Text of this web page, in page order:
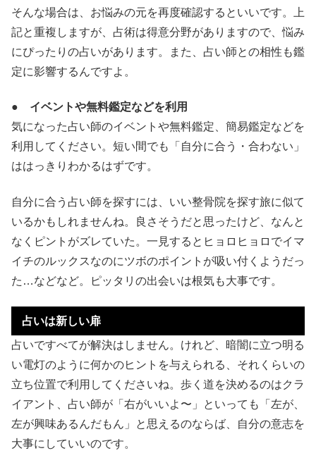
そんな場合は、お悩みの元を再度確認するといいです。上
記と重複しますが、占術は得意分野がありますので、悩み
にぴったりの占いがあります。また、占い師との相性も鑑
定に影響するんですよ。
● イベントや無料鑑定などを利用
気になった占い師のイベントや無料鑑定、簡易鑑定などを
利用してください。短い間でも「自分に合う・合わない」
ははっきりわかるはずです。
自分に合う占い師を探すには、いい整骨院を探す旅に似て
いるかもしれませんね。良さそうだと思ったけど、なんと
なくピントがズレていた。一見するとヒョロヒョロでイマ
イチのルックスなのにツボのポイントが吸い付くようだっ
た…などなど。ピッタリの出会いは根気も大事です。
占いは新しい扉
占いですべてが解決はしません。けれど、暗闇に立つ明る
い電灯のように何かのヒントを与えられる、それくらいの
立ち位置で利用してくださいね。歩く道を決めるのはクラ
イアント、占い師が「右がいいよ〜」といっても「左が、
左が興味あるんだもん」と思えるのならば、自分の意志を
大事にしていいのです。